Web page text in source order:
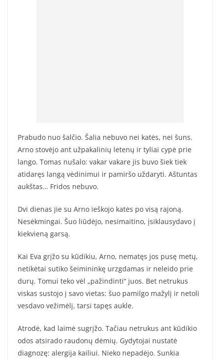
Prabudo nuo šalčio. Šalia nebuvo nei katės, nei šuns.
Arno stovėjo ant užpakalinių letenų ir tyliai cypė prie
lango. Tomas nušalo: vakar vakare jis buvo šiek tiek
atidaręs langą vėdinimui ir pamiršo uždaryti. Aštuntas
aukštas… Fridos nebuvo.
Dvi dienas jie su Arno ieškojo katės po visą rajoną.
Nesėkmingai. Šuo liūdėjo, nesimaitino, įsiklausydavo į
kiekvieną garsą.
Kai Eva grįžo su kūdikiu, Arno, nematęs jos pusę metų,
netikėtai sutiko šeimininkę urzgdamas ir neleido prie
durų. Tomui teko vėl „pažindinti“ juos. Bet netrukus
viskas sustojo į savo vietas: šuo pamilgo mažylį ir netoli
vesdavo vežimėlį, tarsi tapęs aukle.
Atrodė, kad laimė sugrįžo. Tačiau netrukus ant kūdikio
odos atsirado raudonų dėmių. Gydytojai nustatė
diagnozę: alergija kailiui. Nieko nepadėjo. Sunkia